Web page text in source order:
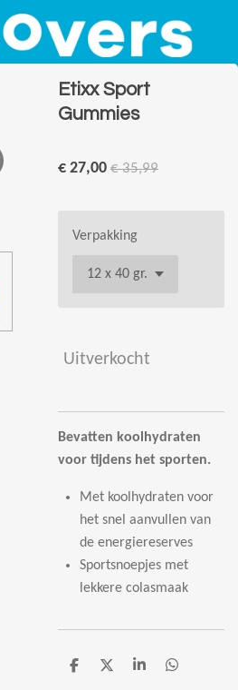
Etixx Sport
Gummies
€ 27,00 € 35,99
Verpakking
Uitverkocht
Bevatten koolhydraten
voor tijdens het sporten.
Met koolhydraten voor
het snel aanvullen van
de energiereserves
Sportsnoepjes met
lekkere colasmaak
D
D
S
D